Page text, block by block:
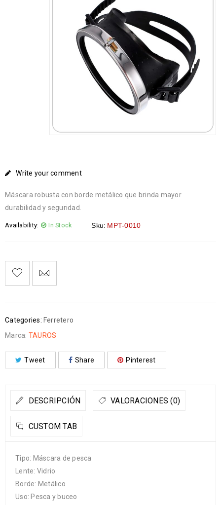
Write your comment
Máscara robusta con borde metálico que brinda mayor
durabilidad y seguridad.
Availability: In Stock Sku: MPT-0010
Categories: Ferretero
Marca: TAUROS
Tweet Share Pinterest
DESCRIPCIÓN VALORACIONES (0)
CUSTOM TAB
Tipo: Máscara de pesca
Lente: Vidrio
Borde: Metálico
Uso: Pesca y buceo